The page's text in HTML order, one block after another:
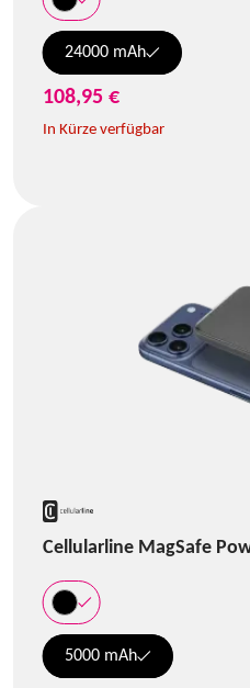
24000 mAh
108,95 €
In Kürze verfügbar
Cellularline MagSafe
5000 mAh